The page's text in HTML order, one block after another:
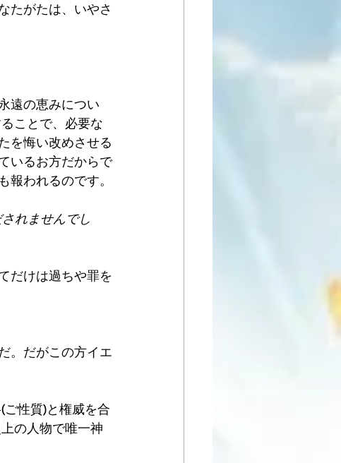
たがたは、いやさ
遠の恵みについ
ことで、必要な
を悔い改めさせる
いるお方だからで
われるのです。
れませんでし
だけは過ちや罪を
。だがこの方イエ
性質)と権威を合
の人物で唯一神